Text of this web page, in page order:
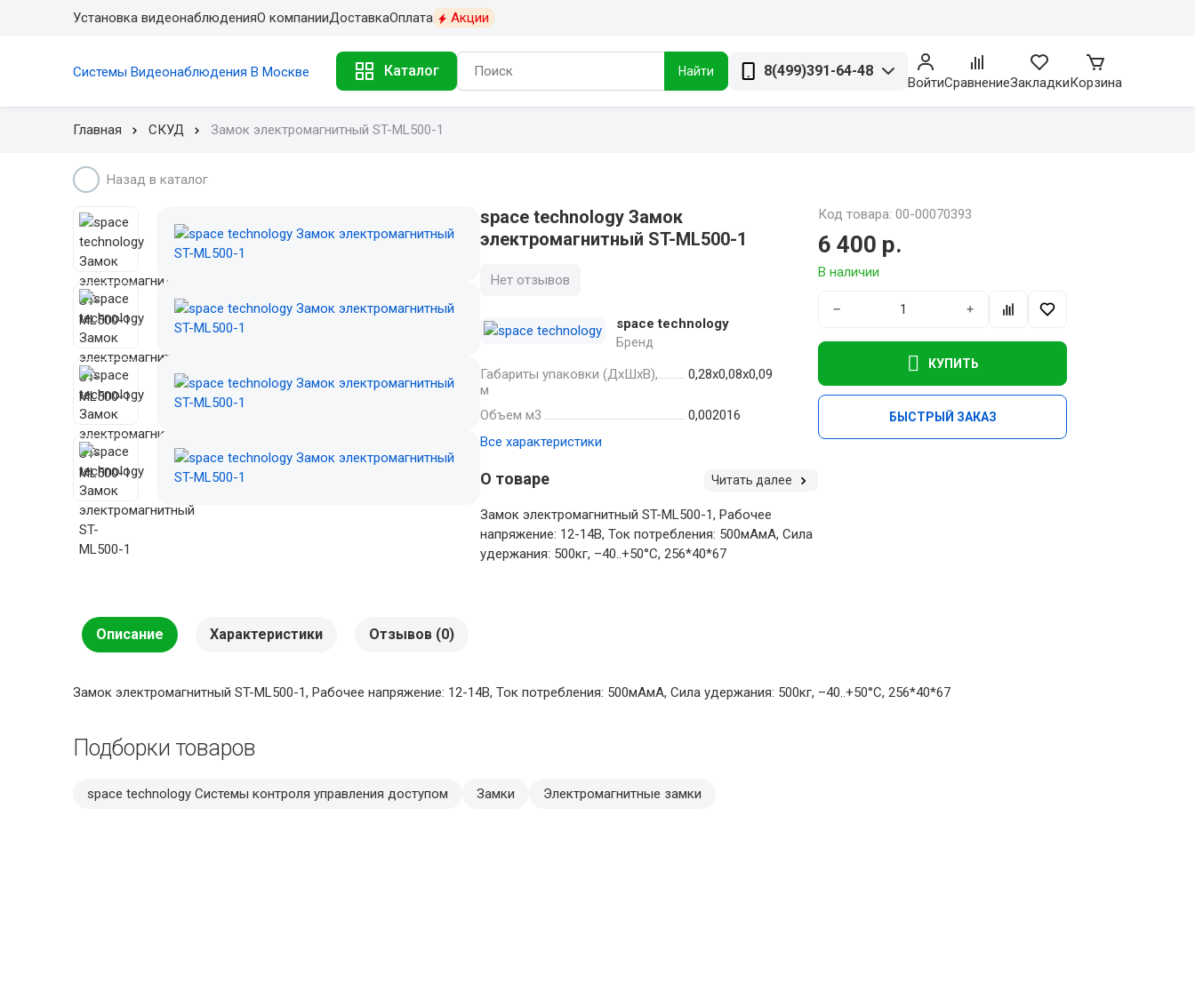
Установка видеонаблюденияО компанииДоставкаОплата Акции
Системы Видеонаблюдения В Москве Каталог Найти 8(499)391-64-48
ВойтиСравнениеЗакладкиКорзина
Главная СКУД Замок электромагнитный ST-ML500-1
Назад в каталог
space technology Замок
электромагнитный ST-ML500-1
Нет отзывов
space technology
Бренд
Габариты упаковки (ДхШхВ),
м
0,28x0,08x0,09
Объем м3
0,002016
Все характеристики
О товаре Читать далее
Замок электромагнитный ST-ML500-1, Рабочее
напряжение: 12-14В, Ток потребления: 500мАмА, Сила
удержания: 500кг, –40..+50°C, 256*40*67
Код товара: 00-00070393
6 400 р.
В наличии
− +
КУПИТЬ
БЫСТРЫЙ ЗАКАЗ
Описание Характеристики Отзывов (0)
Замок электромагнитный ST-ML500-1, Рабочее напряжение: 12-14В, Ток потребления: 500мАмА, Сила удержания: 500кг, –40..+50°C, 256*40*67
Подборки товаров
space technology Системы контроля управления доступом Замки Электромагнитные замки